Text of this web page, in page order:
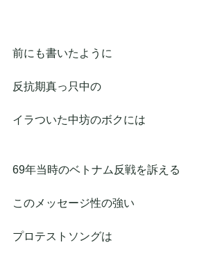
前にも書いたように
反抗期真っ只中の
イラついた中坊のボクには
69年当時のベトナム反戦を訴える
このメッセージ性の強い
プロテストソングは